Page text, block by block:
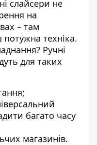
слайсери не
на
– там
техніка.
Ручні
для таких
багато часу
магазинів.